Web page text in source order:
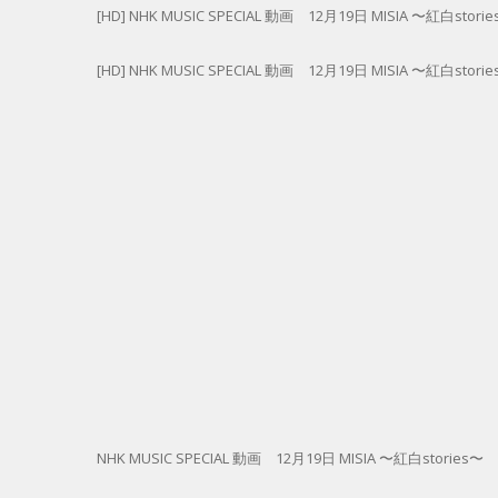
[HD] NHK MUSIC SPECIAL 動画 12月19日 MISIA 〜紅白
[HD] NHK MUSIC SPECIAL 動画 12月19日 MISIA 〜紅白
NHK MUSIC SPECIAL 動画 12月19日 MISIA 〜紅白stories〜